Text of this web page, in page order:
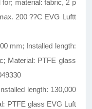
material: fabric, 2 p
200 ??C EVG Luftt
mm; Installed length:
Material: PTFE glass
length: 130,000
PTFE glass EVG Luft